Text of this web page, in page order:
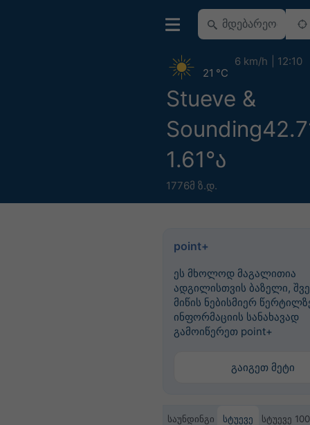
Stueve &
1.61°ა
1776მ ზ.დ.
21 °C
6 km/h 12:10
point+
ეს მხოლოდ მაგალითია
ადგილისთვის ბაზელი,
მიწის ნებისმიერ
ინფორმაციის სანახავად
გამოიწერეთ point+
გაიგეთ მეტი
საუნდინგი სტუევე სტუევე